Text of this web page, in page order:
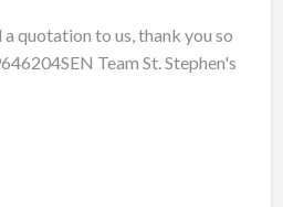
quotation to us, thank you so
Team St. Stephen's